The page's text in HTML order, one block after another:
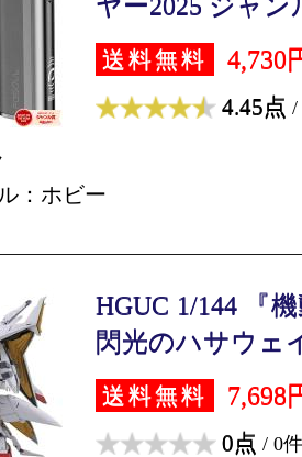
送料無料 4,730
4.45点 /
：ホビー
HGUC 1/144 『
閃光のハサウェ
送料無料 7,698
0点 / 0件